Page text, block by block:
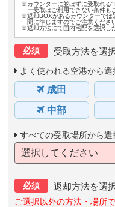
※カウンターに並ばずに受取れる
ー受取はご利用できない条件も
※返却BOXがあるカウンターでは
間に準じますのでご注意くださ
※返却方法にて国内宅配を選択し
必須 受取方法を選
よく使われる空港から選
成田
中部
すべての受取場所から選
選択してください
必須 返却方法を選
ご選択以外の方法・場所